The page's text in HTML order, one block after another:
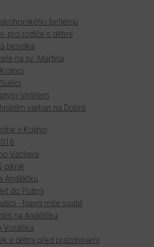
betlému
pro rodiče s dětmi
besídka
na sv. Martina
Vintířem
varhan na Dobré
v Kolinci
Václava
piknik
Andělíčku
do Putimi
- hlavní mše svatá
na Andělíčku
Voráčka
s dětmi před prázdninami